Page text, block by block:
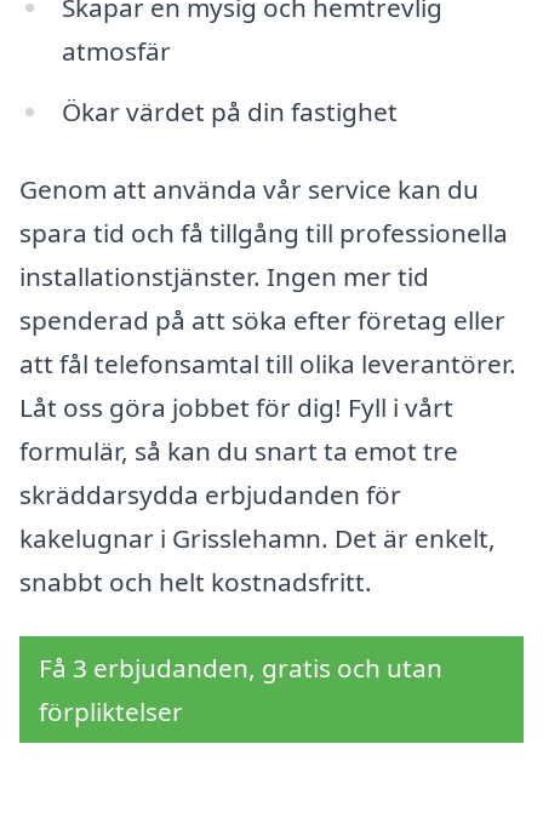
Skapar en mysig och hemtrevlig
atmosfär
Ökar värdet på din fastighet
Genom att använda vår service kan du
spara tid och få tillgång till professionella
installationstjänster. Ingen mer tid
spenderad på att söka efter företag eller
att fål telefonsamtal till olika leverantörer.
Låt oss göra jobbet för dig! Fyll i vårt
formulär, så kan du snart ta emot tre
skräddarsydda erbjudanden för
kakelugnar i Grisslehamn. Det är enkelt,
snabbt och helt kostnadsfritt.
Få 3 erbjudanden, gratis och utan
förpliktelser